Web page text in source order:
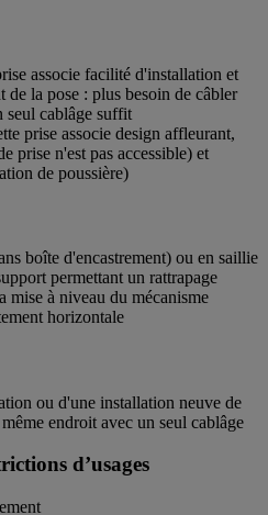
associe facilité d'installation et
de la pose : plus besoin de câbler
seul cablâge suffit
prise associe design affleurant,
prise n'est pas accessible) et
de poussière)
boîte d'encastrement) ou en saillie
permettant un rattrapage
mise à niveau du mécanisme
horizontale
ou d'une installation neuve de
endroit avec un seul cablâge
d’usages